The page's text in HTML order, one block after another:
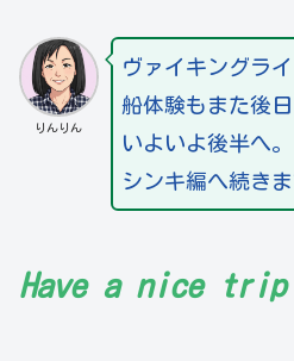
りんりん
ヴァイキングラ
船体験もまた後
いよいよ後半へ
シンキ編へ続きま
Have a nice trip